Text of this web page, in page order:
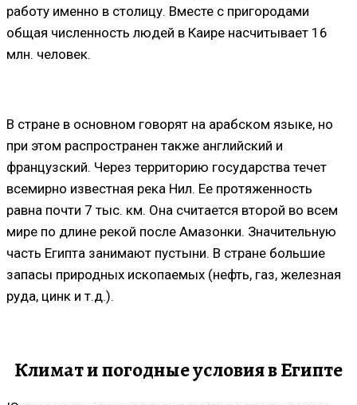
работу именно в столицу. Вместе с пригородами
общая численность людей в Каире насчитывает 16
млн. человек.
В стране в основном говорят на арабском языке, но
при этом распространен также английский и
французский. Через территорию государства течет
всемирно известная река Нил. Ее протяженность
равна почти 7 тыс. км. Она считается второй во всем
мире по длине рекой после Амазонки. Значительную
часть Египта занимают пустыни. В стране большие
запасы природных ископаемых (нефть, газ, железная
руда, цинк и т.д.).
Климат и погодные условия в Египте